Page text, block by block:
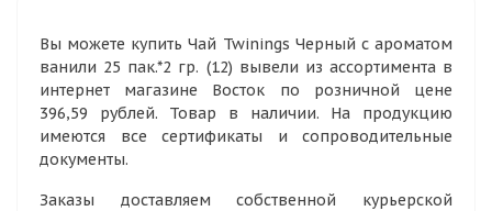
Вы можете купить Чай Twinings Черный с ароматом
ванили 25 пак.*2 гр. (12) вывели из ассортимента в
интернет магазине Восток по розничной цене
396,59 рублей. Товар в наличии. На продукцию
имеются все сертификаты и сопроводительные
документы.
Заказы доставляем собственной курьерской